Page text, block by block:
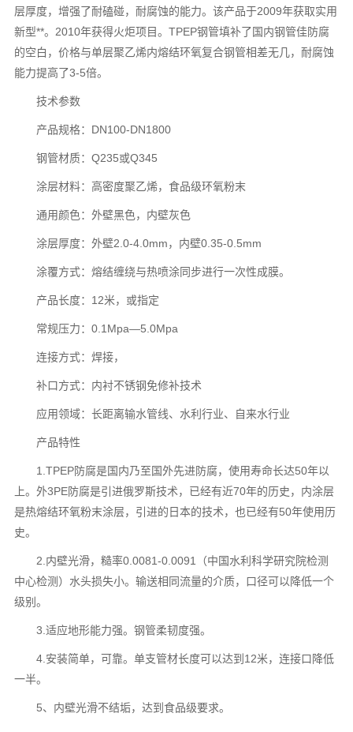
层厚度，增强了耐磕碰，耐腐蚀的能力。该产品于2009年获取实用
新型**。2010年获得火炬项目。TPEP钢管填补了国内钢管佳防腐
的空白，价格与单层聚乙烯内熔结环氧复合钢管相差无几，耐腐蚀
能力提高了3-5倍。
技术参数
产品规格：DN100-DN1800
钢管材质：Q235或Q345
涂层材料：高密度聚乙烯，食品级环氧粉末
通用颜色：外壁黑色，内壁灰色
涂层厚度：外壁2.0-4.0mm，内壁0.35-0.5mm
涂覆方式：熔结缠绕与热喷涂同步进行一次性成膜。
产品长度：12米，或指定
常规压力：0.1Mpa—5.0Mpa
连接方式：焊接，
补口方式：内衬不锈钢免修补技术
应用领域：长距离输水管线、水利行业、自来水行业
产品特性
1.TPEP防腐是国内乃至国外先进防腐，使用寿命长达50年以
上。外3PE防腐是引进俄罗斯技术，已经有近70年的历史，内涂层
是热熔结环氧粉末涂层，引进的日本的技术，也已经有50年使用历
史。
2.内壁光滑，糙率0.0081-0.0091（中国水利科学研究院检测
中心检测）水头损失小。输送相同流量的介质，口径可以降低一个
级别。
3.适应地形能力强。钢管柔韧度强。
4.安装简单，可靠。单支管材长度可以达到12米，连接口降低
一半。
5、内壁光滑不结垢，达到食品级要求。